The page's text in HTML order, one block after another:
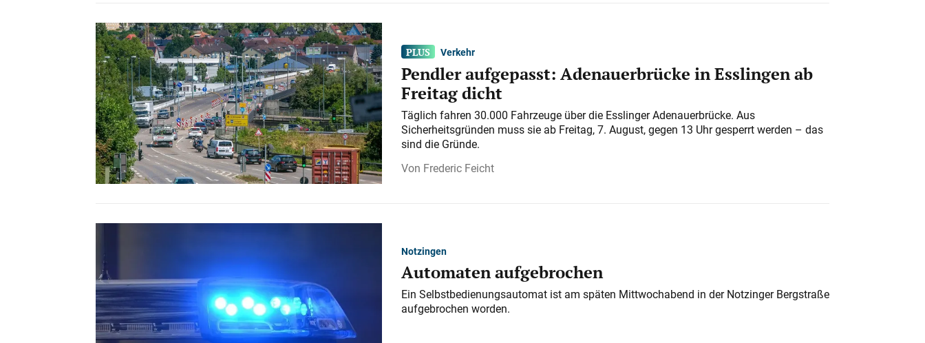
Verkehr
Pendler aufgepasst: Adenauerbrücke in Esslingen ab
Freitag dicht
Täglich fahren 30.000 Fahrzeuge über die Esslinger Adenauerbrücke. Aus
Sicherheitsgründen muss sie ab Freitag, 7. August, gegen 13 Uhr gesperrt werden – das
sind die Gründe.
Frederic Feicht
Notzingen
Automaten aufgebrochen
Ein Selbstbedienungsautomat ist am späten Mittwochabend in der Notzinger Bergstraße
aufgebrochen worden.